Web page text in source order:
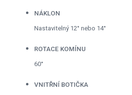
NÁKLON
Nastavitelný 12° nebo 14°
ROTACE KOMÍNU
60°
VNITŘNÍ BOTIČKA